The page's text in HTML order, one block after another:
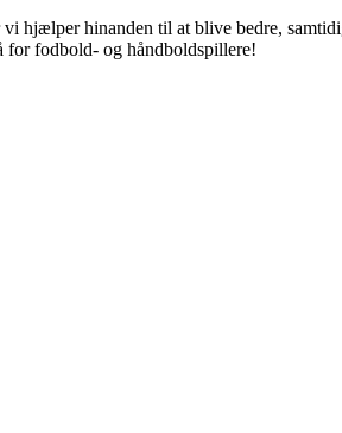
hjælper hinanden til at blive bedre,
for fodbold- og håndboldspillere!